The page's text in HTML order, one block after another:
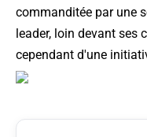
commanditée par une
leader, loin devant ses
cependant d'une